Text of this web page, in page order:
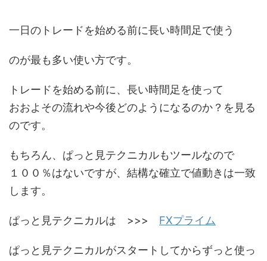
一日のトレードを始める前に長い時間足で使う
のが最も多い使い方です。
トレードを始める前に、長い時間足を使って
おおよその流れや今後どのようになるのか？を見る
のです。
もちろん、ぱっと見テクニカルもツールなので
１００％はないですが、結構な確立で値動きは一致
します。
ぱっと見テクニカルは >>> FXプライム
ぱっと見テクニカルがスタートしてからずっと使っ